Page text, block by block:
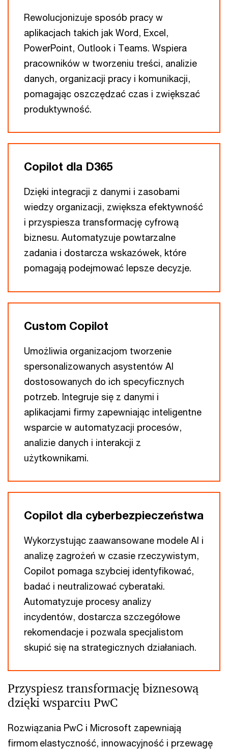
Rewolucjonizuje sposób pracy w
aplikacjach takich jak Word, Excel,
PowerPoint, Outlook i Teams. Wspiera
pracowników w tworzeniu treści, analizie
danych, organizacji pracy i komunikacji,
pomagając oszczędzać czas i zwiększać
produktywność.
Copilot dla D365
Dzięki integracji z danymi i zasobami
wiedzy organizacji, zwiększa efektywność
i przyspiesza transformację cyfrową
biznesu. Automatyzuje powtarzalne
zadania i dostarcza wskazówek, które
pomagają podejmować lepsze decyzje.
Custom Copilot
Umożliwia organizacjom tworzenie
spersonalizowanych asystentów AI
dostosowanych do ich specyficznych
potrzeb. Integruje się z danymi i
aplikacjami firmy zapewniając inteligentne
wsparcie w automatyzacji procesów,
analizie danych i interakcji z
użytkownikami.
Copilot dla cyberbezpieczeństwa
Wykorzystując zaawansowane modele AI i
analizę zagrożeń w czasie rzeczywistym,
Copilot pomaga szybciej identyfikować,
badać i neutralizować cyberataki.
Automatyzuje procesy analizy
incydentów, dostarcza szczegółowe
rekomendacje i pozwala specjalistom
skupić się na strategicznych działaniach.
Przyspiesz transformację biznesową
dzięki wsparciu PwC
Rozwiązania PwC i Microsoft zapewniają
firmom elastyczność, innowacyjność i przewagę